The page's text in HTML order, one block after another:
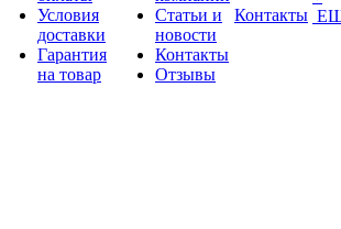
Условия
доставки
Гарантия
на товар
Статьи и
новости
Контакты
Отзывы
Контакты